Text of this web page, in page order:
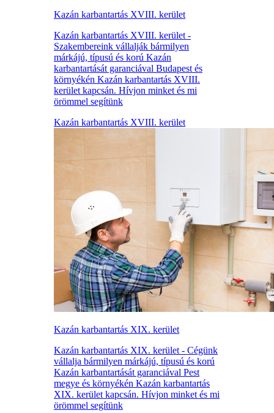
Kazán karbantartás XVIII. kerület
Kazán karbantartás XVIII. kerület -
Szakembereink vállalják bármilyen
márkájú, típusú és korú Kazán
karbantartását garanciával Budapest és
környékén Kazán karbantartás XVIII.
kerület kapcsán. Hívjon minket és mi
örömmel segítünk
Kazán karbantartás XVIII. kerület
Kazán karbantartás XIX. kerület
Kazán karbantartás XIX. kerület - Cégünk
vállalja bármilyen márkájú, típusú és korú
Kazán karbantartását garanciával Pest
megye és környékén Kazán karbantartás
XIX. kerület kapcsán. Hívjon minket és mi
örömmel segítünk